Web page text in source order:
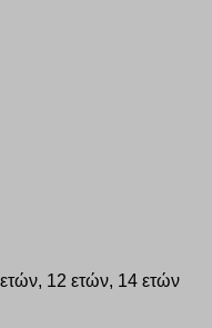
12 ετών, 14 ετών